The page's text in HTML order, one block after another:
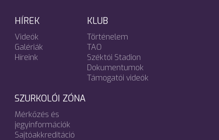
HÍREK
Videók
Galériák
Híreink
KLUB
Történelem
TAO
Széktói Stadion
Dokumentumok
Támogatói videók
SZURKOLÓI ZÓNA
Mérkőzés és
jegyinformációk
Sajtóakkreditáció